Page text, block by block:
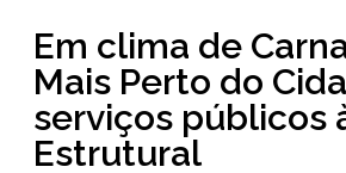
Em clima de
Mais Perto do
serviços públicos
Estrutural